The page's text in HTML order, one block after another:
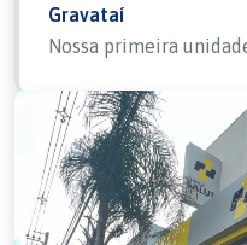
Gravataí
Nossa primeira